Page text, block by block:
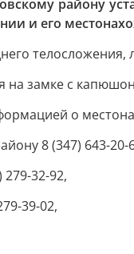
району
и его
телосложения,
на замке с
о
8 (347) 643-20-
32-92,
39-02,